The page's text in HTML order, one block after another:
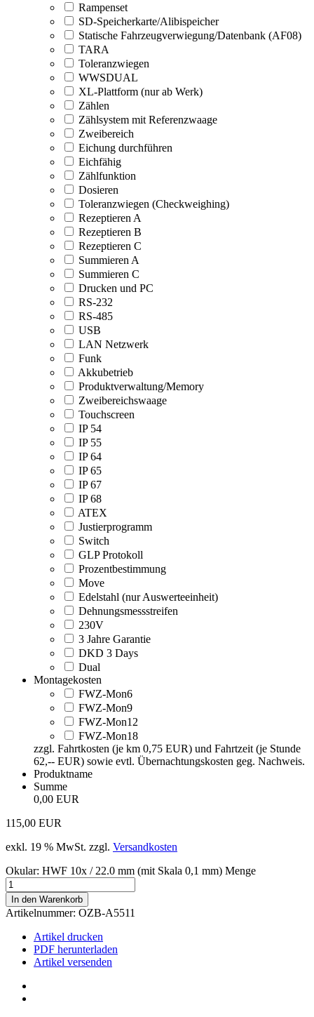
Rampenset
SD-Speicherkarte/Alibispeicher
Statische Fahrzeugverwiegung/Datenbank (AF08)
TARA
Toleranzwiegen
WWSDUAL
XL-Plattform (nur ab Werk)
Zählen
Zählsystem mit Referenzwaage
Zweibereich
Eichung durchführen
Eichfähig
Zählfunktion
Dosieren
Toleranzwiegen (Checkweighing)
Rezeptieren A
Rezeptieren B
Rezeptieren C
Summieren A
Summieren C
Drucken und PC
RS-232
RS-485
USB
LAN Netzwerk
Funk
Akkubetrieb
Produktverwaltung/Memory
Zweibereichswaage
Touchscreen
IP 54
IP 55
IP 64
IP 65
IP 67
IP 68
ATEX
Justierprogramm
Switch
GLP Protokoll
Prozentbestimmung
Move
Edelstahl (nur Auswerteeinheit)
Dehnungsmessstreifen
230V
3 Jahre Garantie
DKD 3 Days
Dual
Montagekosten
FWZ-Mon6
FWZ-Mon9
FWZ-Mon12
FWZ-Mon18
zzgl. Fahrtkosten (je km 0,75 EUR) und Fahrtzeit (je Stunde
62,-- EUR) sowie evtl. Übernachtungskosten geg. Nachweis.
Produktname
Summe
0,00 EUR
115,00 EUR
exkl. 19 % MwSt. zzgl. Versandkosten
Okular: HWF 10x / 22.0 mm (mit Skala 0,1 mm) Menge
In den Warenkorb
Artikelnummer: OZB-A5511
Artikel drucken
PDF herunterladen
Artikel versenden